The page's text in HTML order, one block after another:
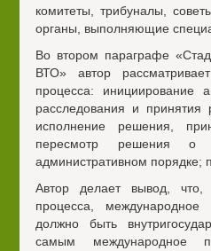
комитеты, трибуналы,
органы, выполняющие
Во втором параграфе
ВТО» автор
процесса: инициирование
расследования и принятия
исполнение решения,
пересмотр решения о
административном порядке;
Автор делает вывод, что,
процесса, международное
должно быть
самым международное